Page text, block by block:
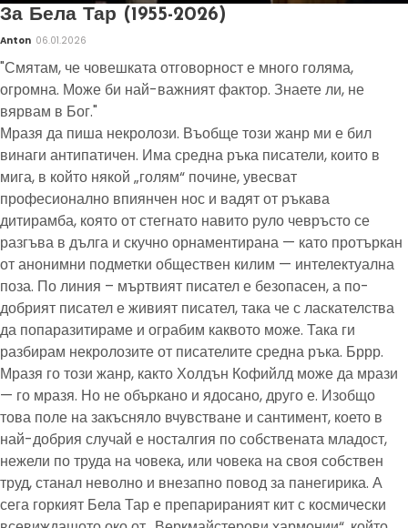
За Бела Тар (1955-2026)
Anton 06.01.2026
"Смятам, че човешката отговорност е много голяма,
огромна. Може би най-важният фактор. Знаете ли, не
вярвам в Бог."
Мразя да пиша некролози. Въобще този жанр ми е бил
винаги антипатичен. Има средна ръка писатели, които в
мига, в който някой „голям“ почине, увесват
професионално впиянчен нос и вадят от ръкава
дитирамба, която от стегнато навито руло чевръсто се
разгъва в дълга и скучно орнаментирана — като протъркан
от анонимни подметки обществен килим — интелектуална
поза. По линия – мъртвият писател е безопасен, а по-
добрият писател е живият писател, така че с ласкателства
да попаразитираме и ограбим каквото може. Така ги
разбирам некролозите от писателите средна ръка. Бррр.
Мразя го този жанр, както Холдън Кофийлд може да мрази
— го мразя. Но не объркано и ядосано, друго е. Изобщо
това поле на закъсняло вчувстване и сантимент, което в
най-добрия случай е носталгия по собствената младост,
нежели по труда на човека, или човека на своя собствен
труд, станал неволно и внезапно повод за панегирика. А
сега горкият Бела Тар е препарираният кит с космически